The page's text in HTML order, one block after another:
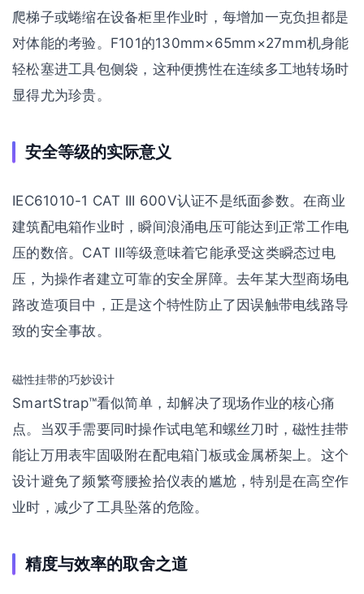
爬梯子或蜷缩在设备柜里作业时，每增加一克负担都是
对体能的考验。F101的130mm×65mm×27mm机身能
轻松塞进工具包侧袋，这种便携性在连续多工地转场时
显得尤为珍贵。
安全等级的实际意义
IEC61010-1 CAT III 600V认证不是纸面参数。在商业
建筑配电箱作业时，瞬间浪涌电压可能达到正常工作电
压的数倍。CAT III等级意味着它能承受这类瞬态过电
压，为操作者建立可靠的安全屏障。去年某大型商场电
路改造项目中，正是这个特性防止了因误触带电线路导
致的安全事故。
磁性挂带的巧妙设计
SmartStrap™看似简单，却解决了现场作业的核心痛
点。当双手需要同时操作试电笔和螺丝刀时，磁性挂带
能让万用表牢固吸附在配电箱门板或金属桥架上。这个
设计避免了频繁弯腰捡拾仪表的尴尬，特别是在高空作
业时，减少了工具坠落的危险。
精度与效率的取舍之道